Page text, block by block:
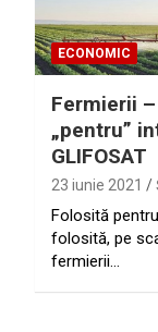
ECONOMIC
Fermierii
„pentru”
GLIFOSAT
23 iunie 2021
Folosită
folosită, pe
fermierii…